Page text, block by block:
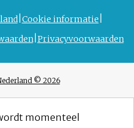
Cookie informatie
Privacyvoorwaarden
© 2026
momenteel